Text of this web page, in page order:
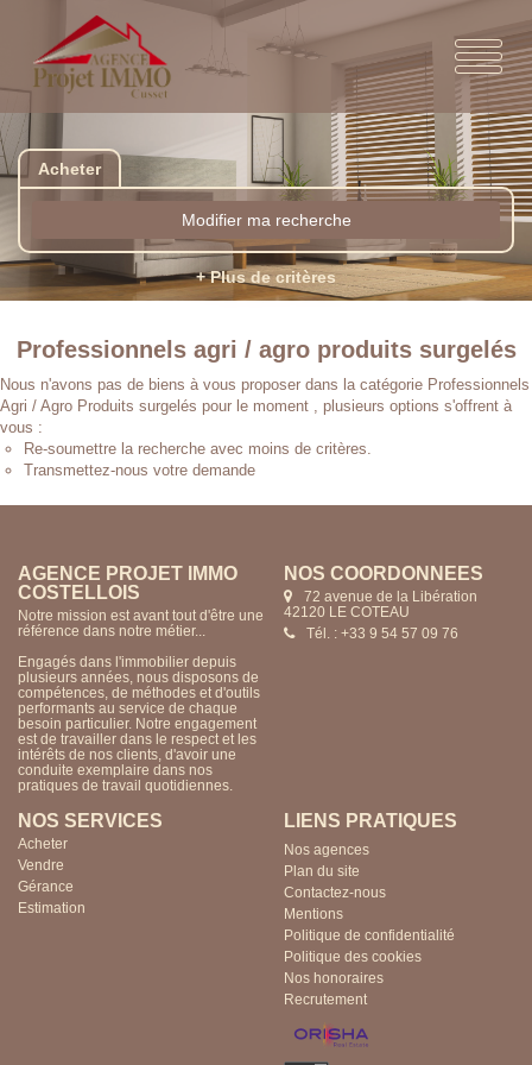
Acheter
Modifier ma recherche
+ Plus de critères
Professionnels agri / agro produits surgelés
Nous n'avons pas de biens à vous proposer dans la catégorie Professionnels
Agri / Agro Produits surgelés pour le moment , plusieurs options s'offrent à
vous :
Re-soumettre la recherche avec moins de critères.
Transmettez-nous votre demande
AGENCE PROJET IMMO
COSTELLOIS
Notre mission est avant tout d'être une
référence dans notre métier...
Engagés dans l'immobilier depuis
plusieurs années, nous disposons de
compétences, de méthodes et d'outils
performants au service de chaque
besoin particulier. Notre engagement
est de travailler dans le respect et les
intérêts de nos clients, d'avoir une
conduite exemplaire dans nos
pratiques de travail quotidiennes.
NOS COORDONNÉES
72 avenue de la Libération
42120 LE COTEAU
Tél. : +33 9 54 57 09 76
NOS SERVICES
Acheter
Vendre
Gérance
Estimation
LIENS PRATIQUES
Nos agences
Plan du site
Contactez-nous
Mentions
Politique de confidentialité
Politique des cookies
Nos honoraires
Recrutement